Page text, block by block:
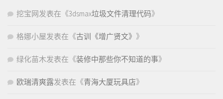
挖宝网发表在《3dsmax垃圾文件清理代码》
格娜小屋发表在《古训《增广贤文》 》
绿化苗木发表在《装修中那些你不知道的事》
欧瑞清爽露发表在《青海大厦玩具店》